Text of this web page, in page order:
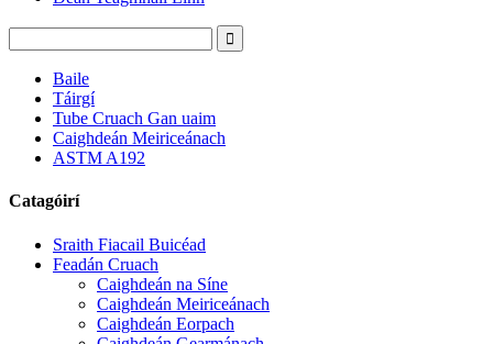
Baile
Táirgí
Tube Cruach Gan uaim
Caighdeán Meiriceánach
ASTM A192
Catagóirí
Sraith Fiacail Buicéad
Feadán Cruach
Caighdeán na Síne
Caighdeán Meiriceánach
Caighdeán Eorpach